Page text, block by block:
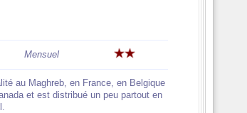
Mensuel
au Maghreb, en France, en Belgique
et est distribué un peu partout en